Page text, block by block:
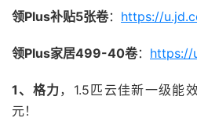
领Plus补贴5张卷： https://
领Plus家居499-40卷： https://
1、格力，1.5匹云佳新一级能
元！